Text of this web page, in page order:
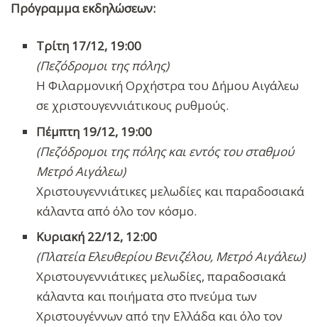
Πρόγραμμα εκδηλώσεων:
Τρίτη 17/12, 19:00
(Πεζόδρομοι της πόλης)
Η Φιλαρμονική Ορχήστρα του Δήμου Αιγάλεω
σε χριστουγεννιάτικους ρυθμούς.
Πέμπτη 19/12, 19:00
(Πεζόδρομοι της πόλης και εντός του σταθμού
Μετρό Αιγάλεω)
Χριστουγεννιάτικες μελωδίες και παραδοσιακά
κάλαντα από όλο τον κόσμο.
Κυριακή 22/12, 12:00
(Πλατεία Ελευθερίου Βενιζέλου, Μετρό Αιγάλεω)
Χριστουγεννιάτικες μελωδίες, παραδοσιακά
κάλαντα και ποιήματα στο πνεύμα των
Χριστουγέννων από την Ελλάδα και όλο τον